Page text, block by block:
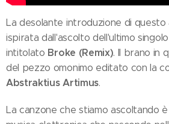
La desolante introduzione di
ispirata dall'ascolto dell'ultimo
intitolato Broke (Remix). Il brano in
del pezzo omonimo editato con la
Abstraktius Artimus.
La canzone che stiamo ascoltando